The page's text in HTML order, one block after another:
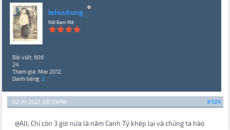
lehuuhung
Rất Đam Mê
Bài viết: 606
24
Tham gia: Mar 2012
Danh tiếng: 2
#324
02-11-2021, 08:59 PM
@All: Chỉ còn 3 giờ nữa là năm Canh Tý khép lại và chúng ta hào